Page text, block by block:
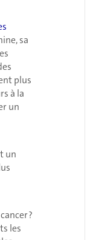
sa
plus
à la
un
un
?
les